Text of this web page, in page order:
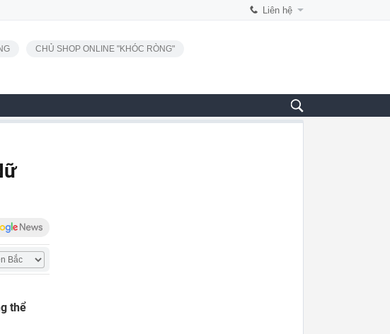
Liên hệ
CHỦ SHOP ONLINE "KHÓC RÒNG"
thể